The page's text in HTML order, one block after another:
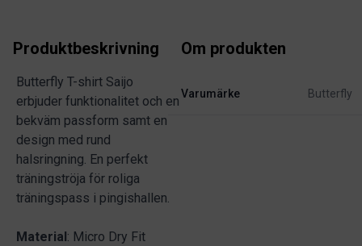
Produktbeskrivning
Butterfly T-shirt Saijo
erbjuder funktionalitet och en
bekväm passform samt en
design med rund
halsringning. En perfekt
träningströja för roliga
träningspass i pingishallen.
Material : Micro Dry Fit
Om produkten
Varumärke Butterfly